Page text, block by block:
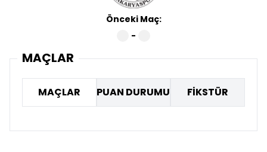
Önceki Maç:
-
MAÇLAR PUAN DURUMU FİKSTÜR
MAÇLAR